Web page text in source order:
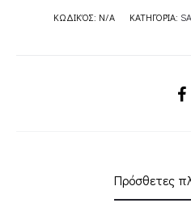
ΚΩΔΙΚΌΣ: N/A ΚΑΤΗΓΟΡΊΑ:
Πρόσθετες